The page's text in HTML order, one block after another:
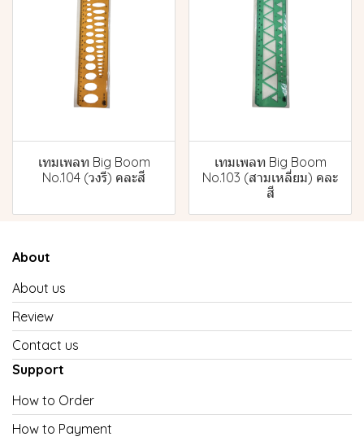
เทมเพลท Big Boom
No.104 (วงรี) คละสี
เทมเพลท Big Boom
No.103 (สามเหลี่ยม) คละ
สี
About
About us
Review
Contact us
Support
How to Order
How to Payment